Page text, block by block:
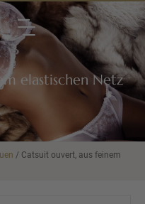
elastischen Netz
/ Catsuit ouvert, aus feinem